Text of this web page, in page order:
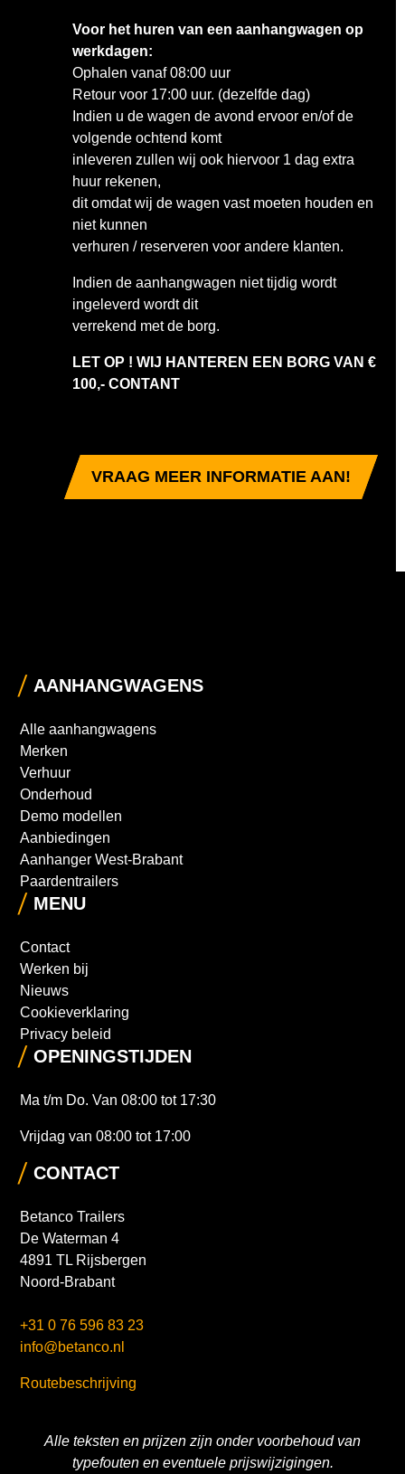
Voor het huren van een aanhangwagen op
werkdagen:
Ophalen vanaf 08:00 uur
Retour voor 17:00 uur. (dezelfde dag)
Indien u de wagen de avond ervoor en/of de
volgende ochtend komt
inleveren zullen wij ook hiervoor 1 dag extra
huur rekenen,
dit omdat wij de wagen vast moeten houden en
niet kunnen
verhuren / reserveren voor andere klanten.
Indien de aanhangwagen niet tijdig wordt
ingeleverd wordt dit
verrekend met de borg.
LET OP ! WIJ HANTEREN EEN BORG VAN €
100,- CONTANT
VRAAG MEER INFORMATIE AAN!
AANHANGWAGENS
Alle aanhangwagens
Merken
Verhuur
Onderhoud
Demo modellen
Aanbiedingen
Aanhanger West-Brabant
Paardentrailers
MENU
Contact
Werken bij
Nieuws
Cookieverklaring
Privacy beleid
OPENINGSTIJDEN
Ma t/m Do. Van 08:00 tot 17:30
Vrijdag van 08:00 tot 17:00
CONTACT
Betanco Trailers
De Waterman 4
4891 TL Rijsbergen
Noord-Brabant
+31 0 76 596 83 23
info@betanco.nl
Routebeschrijving
Alle teksten en prijzen zijn onder voorbehoud van
typefouten en eventuele prijswijzigingen.